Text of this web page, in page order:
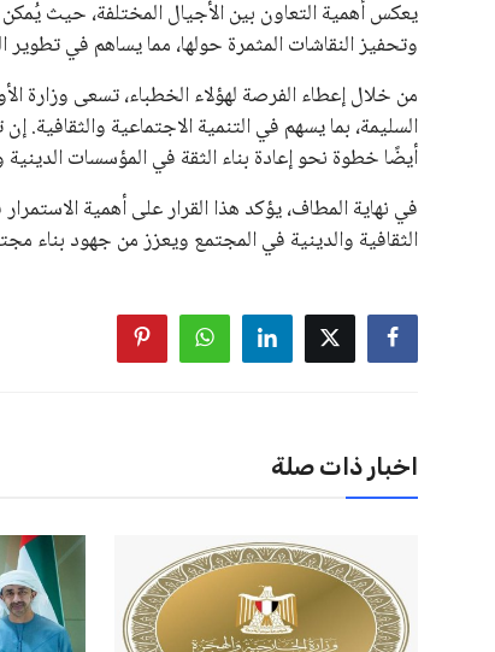
يعكس أهمية التعاون بين الأجيال المختلفة، حيث
وتحفيز النقاشات المثمرة حولها، مما يساهم في
من خلال إعطاء الفرصة لهؤلاء الخطباء، تسعى وزارة
السليمة، بما يسهم في التنمية الاجتماعية
أيضًا خطوة نحو إعادة بناء الثقة في المؤسسات الدينية
في نهاية المطاف، يؤكد هذا القرار على أهمية
الثقافية والدينية في المجتمع ويعزز من جهود بناء
اخبار ذات صلة